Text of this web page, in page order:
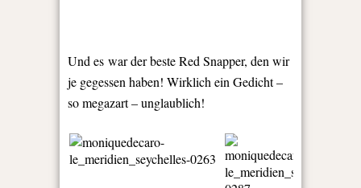
Und es war der beste Red Snapper, den wir
je gegessen haben! Wirklich ein Gedicht –
so megazart – unglaublich!